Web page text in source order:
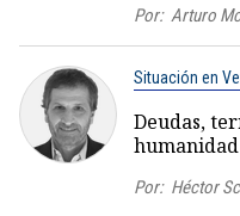
Por: Arturo
Situación en
Deudas,
humanidad
Por: Héctor